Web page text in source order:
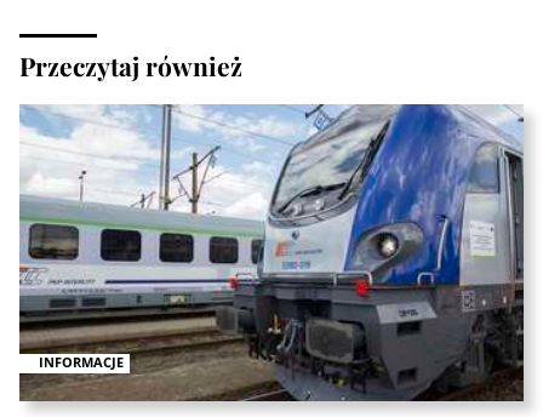
Przeczytaj również
INFORMACJE